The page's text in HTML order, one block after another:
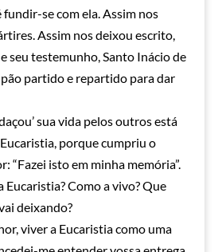
se com ela. Assim nos
Assim nos deixou escrito,
seu testemunho, Santo Inácio de
partido e repartido para dar
sua vida pelos outros está
porque cumpriu o
“Fazei isto em minha memória”.
Eucaristia? Como a vivo? Que
deixando?
viver a Eucaristia como uma